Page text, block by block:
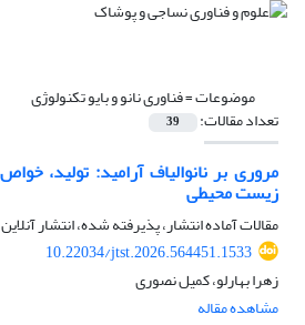
موضوعات =فناوری نانو و بایو تکنولوژی
تعداد مقالات: 39
مروری بر نانوالیاف آرامید: تولید،
زیست محیطی
مقالات آماده انتشار، پذیرفته شده، انتشار
10.22034/jtst.2026.564451.1533
زهرا بهارلو، کمیل نصوری
مشاهده مقاله